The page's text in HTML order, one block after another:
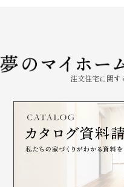
注文住宅に関す